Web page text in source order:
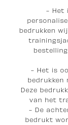
- Het
bedrukken
- Het is
bedrukken
Deze
van het
- De
bedrukt